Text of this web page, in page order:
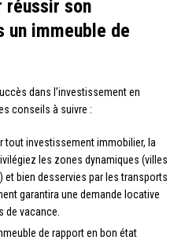
réussir son
un immeuble de
dans l’investissement en
conseils à suivre :
tout investissement immobilier, la
les zones dynamiques (villes
bien desservies par les transports
garantira une demande locative
de vacance.
de rapport en bon état